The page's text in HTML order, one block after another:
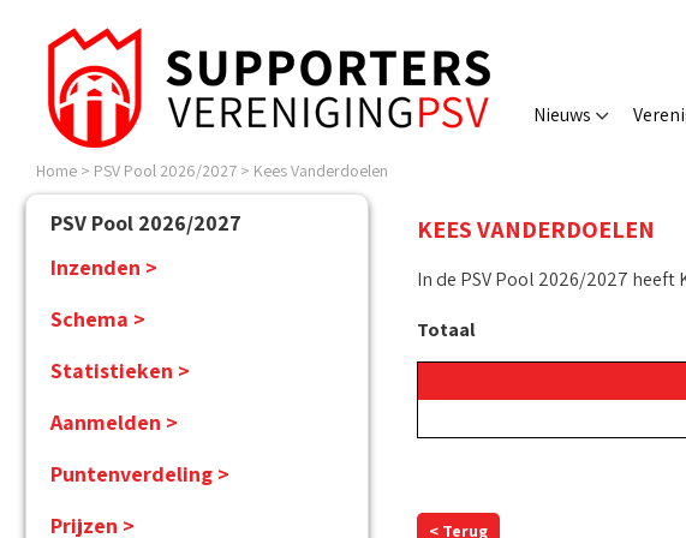
Nieuws
Home > PSV Pool 2026/2027 > Kees Vanderdoelen
PSV Pool 2026/2027
Inzenden >
Schema >
Statistieken >
Aanmelden >
Puntenverdeling >
Prijzen >
KEES VANDERDOELEN
In de PSV Pool 2026/2027
Totaal
< Terug